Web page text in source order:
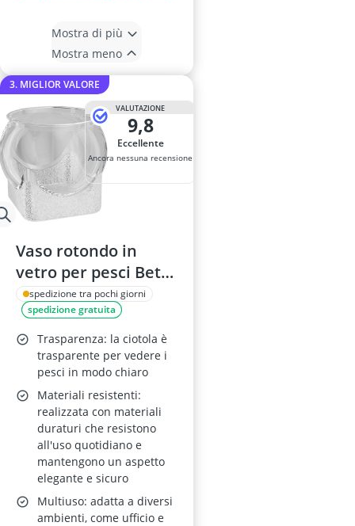
Mostra di più
Mostra meno
3. MIGLIOR VALORE
VALUTAZIONE
9,8
Eccellente
Ancora nessuna recensione
Vaso rotondo in
vetro per pesci Betta
- acquario
trasparente da
tavolo
spedizione tra pochi giorni
spedizione gratuita
Trasparenza: la ciotola è
trasparente per vedere i
pesci in modo chiaro
Materiali resistenti:
realizzata con materiali
duraturi che resistono
all'uso quotidiano e
mantengono un aspetto
elegante e sicuro
Multiuso: adatta a diversi
ambienti, come ufficio e